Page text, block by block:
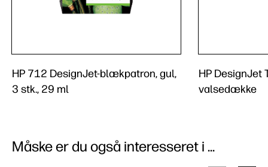
HP 712 DesignJet-blækpatron, gul,
3 stk., 29 ml
HP
valsedække
Måske er du også interesseret i ...